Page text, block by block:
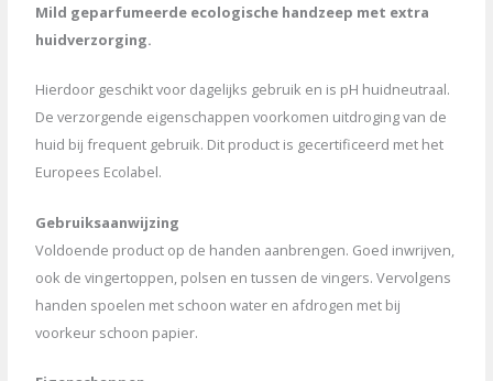
Mild geparfumeerde ecologische handzeep met extra
huidverzorging.
Hierdoor geschikt voor dagelijks gebruik en is pH huidneutraal.
De verzorgende eigenschappen voorkomen uitdroging van de
huid bij frequent gebruik. Dit product is gecertificeerd met het
Europees Ecolabel.
Gebruiksaanwijzing
Voldoende product op de handen aanbrengen. Goed inwrijven,
ook de vingertoppen, polsen en tussen de vingers. Vervolgens
handen spoelen met schoon water en afdrogen met bij
voorkeur schoon papier.